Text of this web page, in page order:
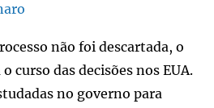
não foi descartada, o
curso das decisões nos EUA.
no governo para